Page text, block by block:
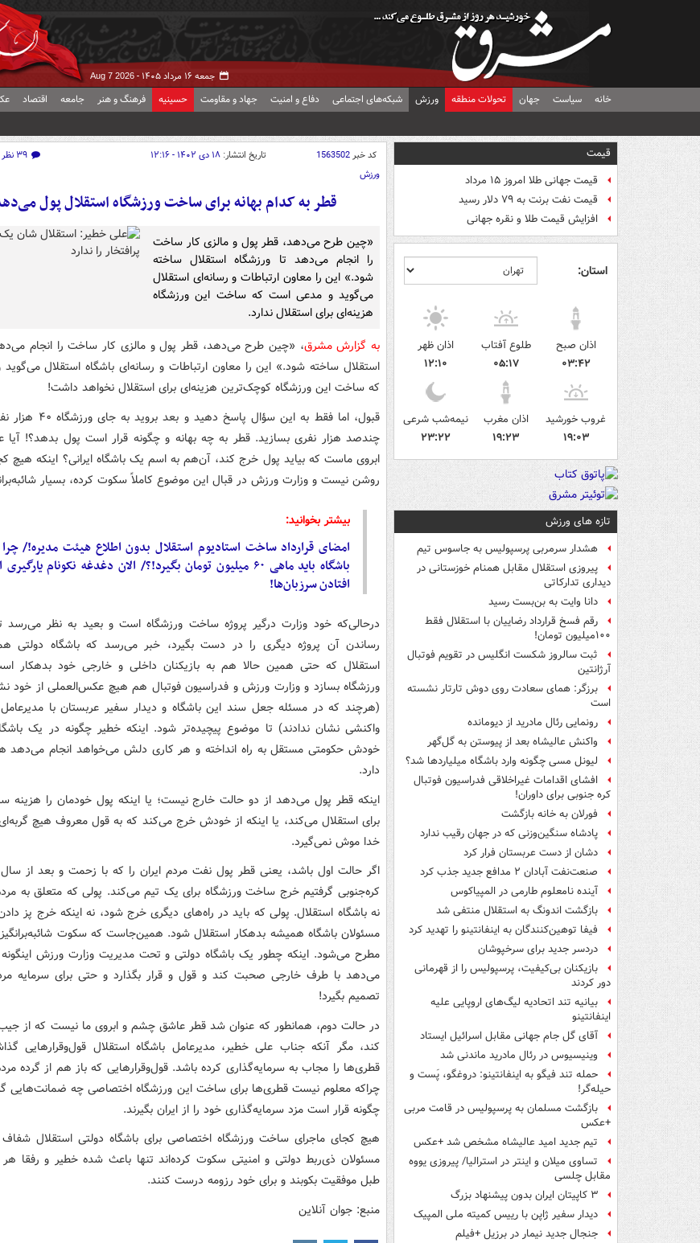
جمعه ۱۶ مرداد ۱۴۰۵ - Aug 7 2026
خانه سیاست جهان تحولات منطقه ورزش شبکه‌های اجتماعی دفاع و امنیت جهاد و مقاومت حسینیه فرهنگ و هنر جامعه اقتصاد
قیمت
قیمت جهانی طلا امروز ۱۵ مرداد
قیمت نفت برنت به ۷۹ دلار رسید
افزایش قیمت طلا و نقره جهانی
استان:
اذان صبح
۰۳:۴۲
طلوع آفتاب
۰۵:۱۷
اذان ظهر
۱۲:۱۰
غروب خورشید
۱۹:۰۳
اذان مغرب
۱۹:۲۳
نیمه‌شب شرعی
۲۳:۲۲
تازه های ورزش
هشدار سرمربی پرسپولیس به جاسوس تیم
پیروزی استقلال مقابل همنام خوزستانی در
دیداری تدارکاتی
دانا وایت به بن‌بست رسید
رقم فسخ قرارداد رضاییان با استقلال فقط
۱۰۰میلیون تومان!
ثبت سالروز شکست انگلیس در تقویم فوتبال
آرژانتین
برزگر: همای سعادت روی دوش تارتار نشسته
است
رونمایی رئال مادرید از دیومانده
واکنش عالیشاه بعد از پیوستن به گل‌گهر
لیونل مسی چگونه وارد باشگاه میلیاردها شد؟
افشای اقدامات غیراخلاقی فدراسیون فوتبال
کره جنوبی برای داوران!
فورلان به خانه بازگشت
پادشاه سنگین‌وزنی که در جهان رقیب ندارد
دشان از دست عربستان فرار کرد
صنعت‌نفت آبادان ۲ مدافع جدید جذب کرد
آینده نامعلوم طارمی در المپیاکوس
بازگشت اندونگ به استقلال منتفی شد
فیفا توهین‌کنندگان به اینفانتینو را تهدید کرد
دردسر جدید برای سرخپوشان
بازیکنان بی‌کیفیت، پرسپولیس را از قهرمانی
دور کردند
بیانیه تند اتحادیه لیگ‌های اروپایی علیه
اینفانتینو
آقای گل جام جهانی مقابل اسرائیل ایستاد
وینیسیوس در رئال مادرید ماندنی شد
حمله تند فیگو به اینفانتینو: دروغگو، پَست‌ و
حیله‌گر!
بازگشت مسلمان به پرسپولیس در قامت مربی
+عکس
تیم جدید امید عالیشاه مشخص شد +عکس
تساوی میلان و اینتر در استرالیا/ پیروزی یووه
مقابل چلسی
۳ کاپیتان ایران بدون پیشنهاد بزرگ
دیدار سفیر ژاپن با رییس کمیته ملی المپیک
جنجال جدید نیمار در برزیل +فیلم
کد خبر1563502 تاریخ انتشار: ۱۸ دی ۱۴۰۲ - ۱۲:۱۶ ۳۹ نظر
ورزش
قطر به کدام بهانه برای ساخت ورزشگاه استقلال پول
«چین طرح می‌دهد، قطر پول و مالزی کار ساخت
را انجام می‌دهد تا ورزشگاه استقلال ساخته
شود.» این را معاون ارتباطات و رسانه‌ای استقلال
می‌گوید و مدعی است که ساخت این ورزشگاه
هزینه‌ای برای استقلال ندارد.
به گزارش مشرق، «چین طرح می‌دهد، قطر پول و مالزی کار ساخت را انجام
استقلال ساخته شود.» این را معاون ارتباطات و رسانه‌ای باشگاه استقلال
که ساخت این ورزشگاه کوچک‌ترین هزینه‌ای برای استقلال نخواهد داشت!
قبول، اما فقط به این سؤال
چندصد هزار نفری بسازید. قطر به چه بهانه و چگونه قرار است پول بدهد؟!
ابروی ماست که بیاید پول خرج کند، آن‌هم به اسم یک باشگاه ایرانی؟ اینکه هیچ
روشن نیست و وزارت ورزش در قبال این موضوع کاملاً سکوت کرده، بسیار
بیشتر بخوانید:
امضای قرارداد ساخت استادیوم استقلال بدون اطلاع هیئت مدیره!/ چرا
باشگاه باید ماهی ۶۰ میلیون تومان بگیرد!؟/ الان دغدغه نکونام
افتادن سرزبان‌ها!
درحالی‌که خود وزارت درگیر پروژه ساخت ورزشگاه است و بعید به نظر می‌رسد
رساندن آن پروژه دیگری را در دست بگیرد، خبر می‌رسد که باشگاه دولتی
استقلال که حتی همین حالا هم به بازیکنان داخلی و خارجی خود بدهکار
ورزشگاه بسازد و وزارت ورزش و فدراسیون فوتبال هم هیچ عکس‌العملی از خود
(هرچند که در مسئله جعل سند این باشگاه و دیدار سفیر عربستان با
واکنشی نشان ندادند) تا موضوع پیچیده‌تر شود. اینکه خطیر چگونه در یک
خودش حکومتی مستقل به راه انداخته و هر کاری دلش می‌خواهد انجام می‌دهد
دارد.
اینکه قطر پول می‌دهد از دو حالت خارج نیست؛ یا اینکه پول خودمان را هزینه
برای استقلال می‌کند، یا اینکه از خودش خرج می‌کند که به قول معروف هیچ
خدا موش نمی‌گیرد.
اگر حالت اول باشد، یعنی قطر پول نفت مردم ایران را که با زحمت و بعد از
کره‌جنوبی گرفتیم خرج ساخت ورزشگاه برای یک تیم می‌کند. پولی که متعلق به
نه باشگاه استقلال. پولی که باید در راه‌های دیگری خرج شود، نه اینکه خرج پز
مسئولان باشگاه همیشه بدهکار استقلال شود. همین‌جاست که سکوت
مطرح می‌شود. اینکه چطور یک باشگاه دولتی و تحت مدیریت وزارت ورزش اینگونه
می‌دهد با طرف خارجی صحبت کند و قول و قرار بگذارد و حتی برای سرمایه
تصمیم بگیرد!
در حالت دوم، همانطور که عنوان شد قطر عاشق چشم و ابروی ما نیست که از
کند، مگر آنکه جناب علی خطیر، مدیرعامل باشگاه استقلال قول‌وقرارهایی
قطری‌ها را مجاب به سرمایه‌گذاری کرده باشد. قول‌وقرارهایی که باز هم از گرده
چراکه معلوم نیست قطری‌ها برای ساخت این ورزشگاه اختصاصی چه ضمانت‌هایی
چگونه قرار است مزد سرمایه‌گذاری خود را از ایران بگیرند.
هیچ کجای ماجرای ساخت ورزشگاه اختصاصی برای باشگاه دولتی استقلال
مسئولان ذی‌ربط دولتی و امنیتی سکوت کرده‌اند تنها باعث شده خطیر و رفقا هر
طبل موفقیت بکوبند و برای خود رزومه درست کنند.
منبع: جوان آنلاین